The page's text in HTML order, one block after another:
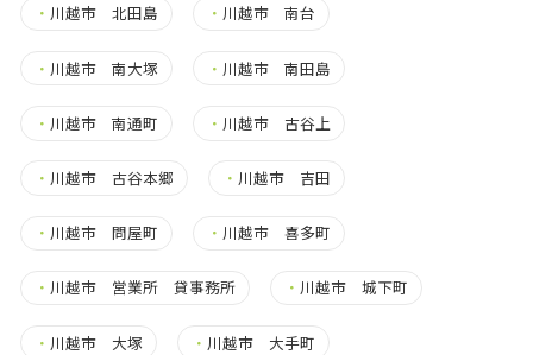
・ 川越市 北田島 ・ 川越市 南台
・ 川越市 南大塚 ・ 川越市 南田島
・ 川越市 南通町 ・ 川越市 古谷上
・ 川越市 古谷本郷 ・ 川越市 吉田
・ 川越市 問屋町 ・ 川越市 喜多町
・ 川越市 営業所 貸事務所 ・ 川越市 城下町
・ 川越市 大塚 ・ 川越市 大手町